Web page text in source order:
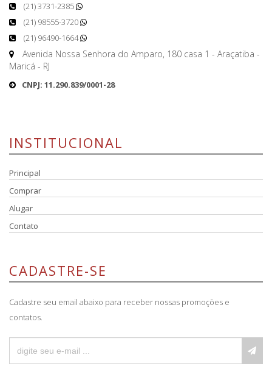
(21) 3731-2385
(21) 98555-3720
(21) 96490-1664
Avenida Nossa Senhora do Amparo, 180 casa 1 - Araçatiba -
Maricá - RJ
CNPJ: 11.290.839/0001-28
INSTITUCIONAL
Principal
Comprar
Alugar
Contato
CADASTRE-SE
Cadastre seu email abaixo para receber nossas promoções e
contatos.